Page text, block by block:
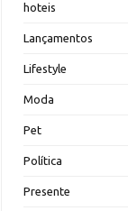
hoteis
Lançamentos
Lifestyle
Moda
Pet
Política
Presente